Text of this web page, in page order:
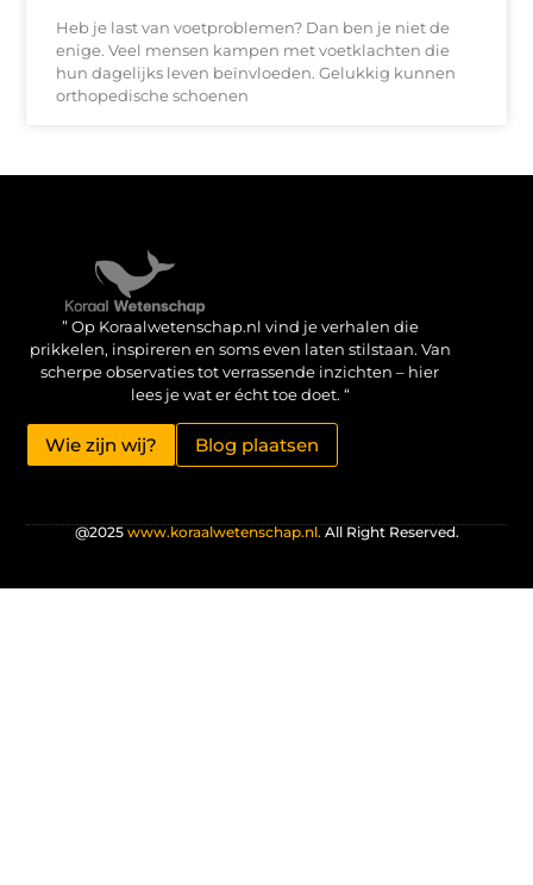
Heb je last van voetproblemen? Dan ben je niet de
enige. Veel mensen kampen met voetklachten die
hun dagelijks leven beïnvloeden. Gelukkig kunnen
orthopedische schoenen
” Op Koraalwetenschap.nl vind je verhalen die
prikkelen, inspireren en soms even laten stilstaan. Van
scherpe observaties tot verrassende inzichten – hier
lees je wat er écht toe doet. “
Wie zijn wij? Blog plaatsen
@2025 www.koraalwetenschap.nl. All Right Reserved.